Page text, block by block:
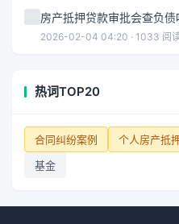
房产抵押贷款审批会查负
2026-02-04 04:20 · 1033 阅
热词TOP20
合同纠纷案例 个人房产抵
基金